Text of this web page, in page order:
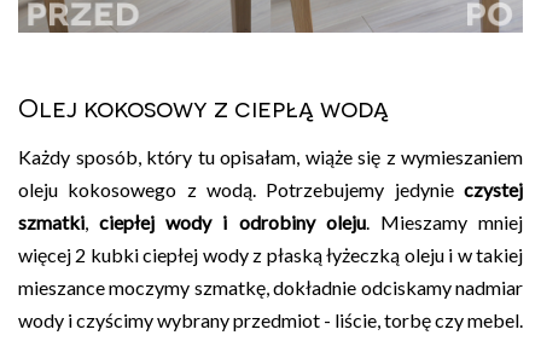
Olej kokosowy z ciepłą wodą
Każdy sposób, który tu opisałam, wiąże się z wymieszaniem
oleju kokosowego z wodą. Potrzebujemy jedynieczystej
szmatki,ciepłej wody i odrobiny oleju. Mieszamy mniej
więcej 2 kubki ciepłej wody z płaską łyżeczką oleju i w takiej
mieszance moczymy szmatkę, dokładnie odciskamy nadmiar
wody i czyścimy wybrany przedmiot - liście, torbę czy mebel.